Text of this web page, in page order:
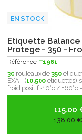
EN STOCK
Etiquette Balance
Protégé - 350 -
Référence T1981
30 rouleaux de 350
EXA - (10.500 étiquettes)
froid positif -10°c /
115.00
138,00